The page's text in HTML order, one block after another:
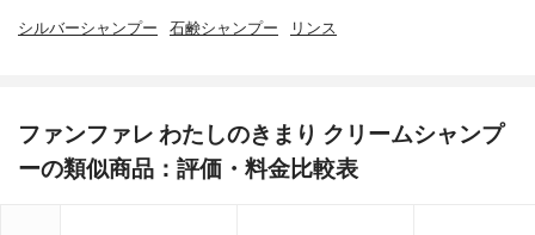
シルバーシャンプー 石鹸シャンプー リンス
ファンファレ わたしのきまり クリームシャンプ
ーの類似商品：評価・料金比較表